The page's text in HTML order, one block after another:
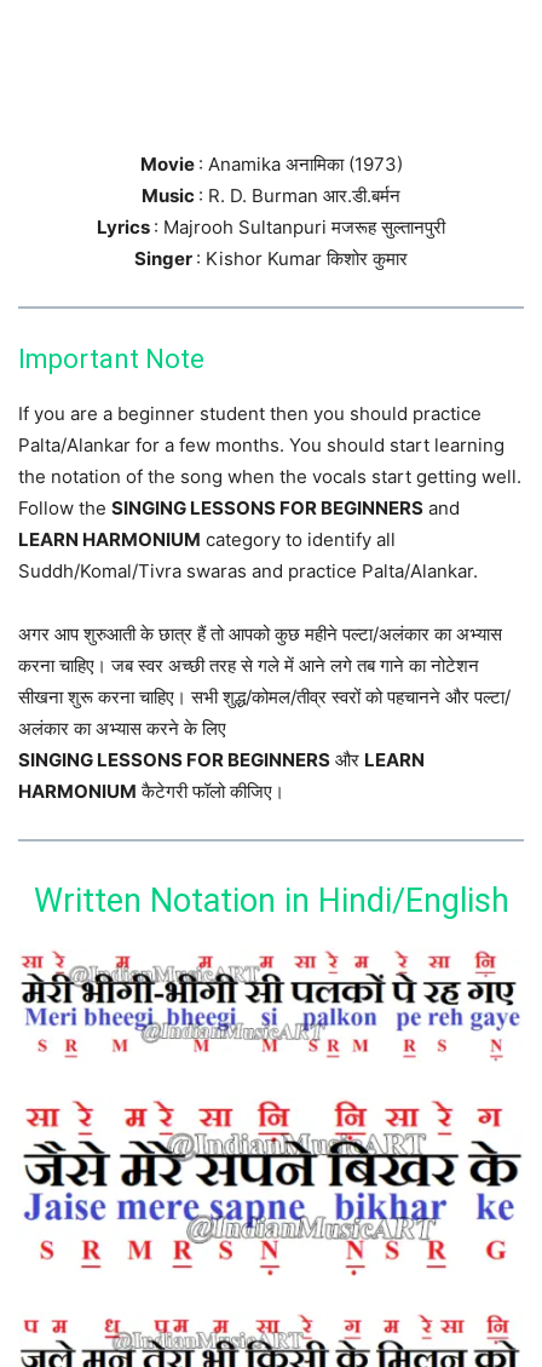
Movie : Anamika अनामिका (1973)
Music : R. D. Burman आर.डी.बर्मन
Lyrics : Majrooh Sultanpuri मजरूह सुल्तानपुरी
Singer : Kishor Kumar किशोर कुमार
Important Note
If you are a beginner student then you should practice
Palta/Alankar for a few months. You should start learning
the notation of the song when the vocals start getting well.
Follow the SINGING LESSONS FOR BEGINNERS and
LEARN HARMONIUM category to identify all
Suddh/Komal/Tivra swaras and practice Palta/Alankar.
अगर आप शुरुआती के छात्र हैं तो आपको कुछ महीने पल्टा/अलंकार का अभ्यास
करना चाहिए। जब स्वर अच्छी तरह से गले में आने लगे तब गाने का नोटेशन
सीखना शुरू करना चाहिए। सभी शुद्ध/कोमल/तीव्र स्वरों को पहचानने और पल्टा/
अलंकार का अभ्यास करने के लिए
SINGING LESSONS FOR BEGINNERS और LEARN
HARMONIUM कैटेगरी फॉलो कीजिए।
Written Notation in Hindi/English